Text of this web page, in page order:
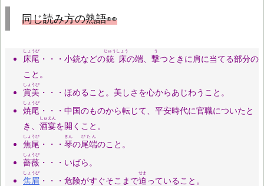
同じ読み方の熟語👀
床尾
しょうび
・・・小銃などの銃床
じゅうしょう
の端、 撃
う
つときに肩に当てる部分の
こと。
賞美
しょうび
・・・ほめること。美しさを心からあじわうこと。
焼尾
しょうび
・・・中国のものから転じて、平安時代に官職についたと
き、 酒宴
しゅえん
を開くこと。
焦尾
しょうび
・・・ 琴
きん
の尾端
びたん
のこと。
薔薇
しょうび
・・・いばら。
焦眉
しょうび
・・・危険がすぐそこまで迫
せま
っていること。